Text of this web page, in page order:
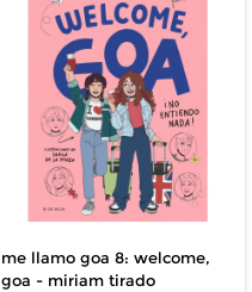
me llamo goa 8: welcome,
goa - miriam tirado